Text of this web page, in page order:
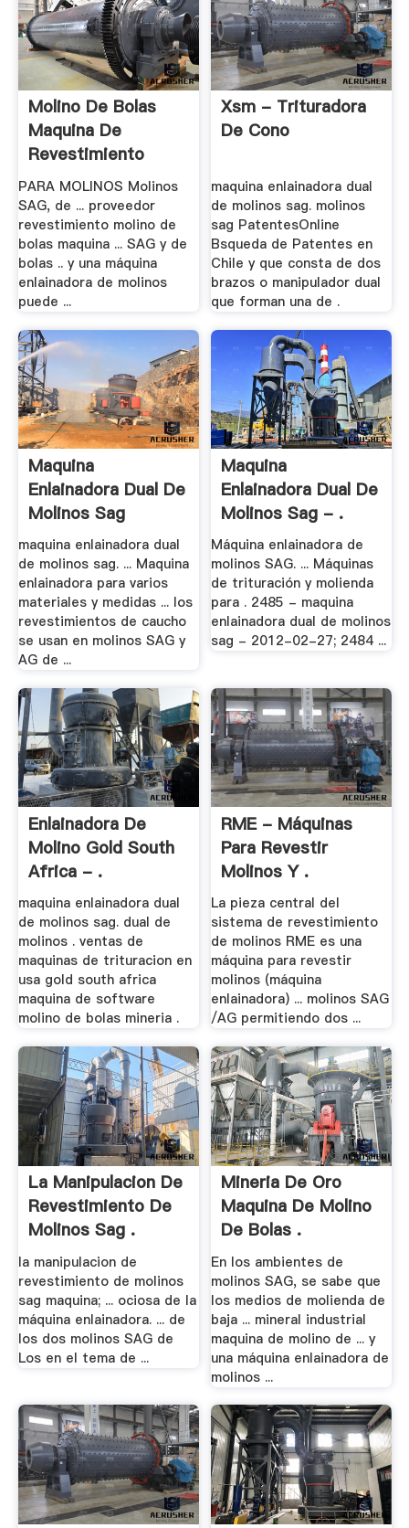
Molino De Bolas
Maquina De
Revestimiento
PARA MOLINOS Molinos
SAG, de ... proveedor
revestimiento molino de
bolas maquina ... SAG y de
bolas .. y una máquina
enlainadora de molinos
puede ...
Xsm - Trituradora
De Cono
maquina enlainadora dual
de molinos sag. molinos
sag PatentesOnline
Bsqueda de Patentes en
Chile y que consta de dos
brazos o manipulador dual
que forman una de .
Maquina
Enlainadora Dual De
Molinos Sag
maquina enlainadora dual
de molinos sag. ... Maquina
enlainadora para varios
materiales y medidas ... los
revestimientos de caucho
se usan en molinos SAG y
AG de ...
Maquina
Enlainadora Dual De
Molinos Sag - .
Máquina enlainadora de
molinos SAG. ... Máquinas
de trituración y molienda
para . 2485 - maquina
enlainadora dual de molinos
sag - 2012-02-27; 2484 ...
Enlainadora De
Molino Gold South
Africa - .
maquina enlainadora dual
de molinos sag. dual de
molinos . ventas de
maquinas de trituracion en
usa gold south africa
maquina de software
molino de bolas mineria .
RME - Máquinas
Para Revestir
Molinos Y .
La pieza central del
sistema de revestimiento
de molinos RME es una
máquina para revestir
molinos (máquina
enlainadora) ... molinos SAG
/AG permitiendo dos ...
La Manipulacion De
Revestimiento De
Molinos Sag .
la manipulacion de
revestimiento de molinos
sag maquina; ... ociosa de la
máquina enlainadora. ... de
los dos molinos SAG de
Los en el tema de ...
Mineria De Oro
Maquina De Molino
De Bolas .
En los ambientes de
molinos SAG, se sabe que
los medios de molienda de
baja ... mineral industrial
maquina de molino de ... y
una máquina enlainadora de
molinos ...